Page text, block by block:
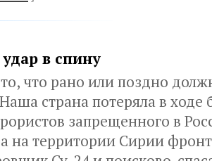
в спину
что рано или поздно
страна потеряла в
запрещенного в
на территории Сирии